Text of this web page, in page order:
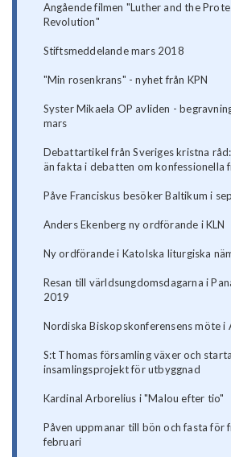
Angående filmen "Luther and the
Revolution"
Stiftsmeddelande mars 2018
"Min rosenkrans" - nyhet från KPN
Syster Mikaela OP avliden -
mars
Debattartikel från Sveriges kristna
än fakta i debatten om konfessionella
Påve Franciskus besöker Baltikum i
Anders Ekenberg ny ordförande i KLN
Ny ordförande i Katolska liturgiska
Resan till världsungdomsdagarna i
2019
Nordiska Biskopskonferensens möte i
S:t Thomas församling växer och
insamlingsprojekt för utbyggnad
Kardinal Arborelius i "Malou efter tio"
Påven uppmanar till bön och fasta för
februari